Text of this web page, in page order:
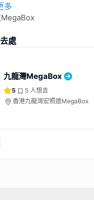
多
處
九龍灣MegaBox
5 5 人想去
香港九龍灣宏照道MegaBox